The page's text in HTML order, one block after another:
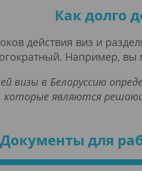
Как долго
действия виз и
Например,
визы в Белоруссию
являются
Документы для